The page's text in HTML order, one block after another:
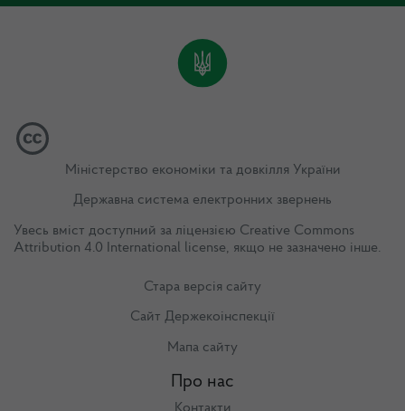
Міністерство економіки та довкілля України
Державна система електронних звернень
Увесь вміст доступний за ліцензією Creative Commons
Attribution 4.0 International license, якщо не зазначено інше.
Стара версія сайту
Сайт Держекоінспекції
Мапа сайту
Про нас
Контакти